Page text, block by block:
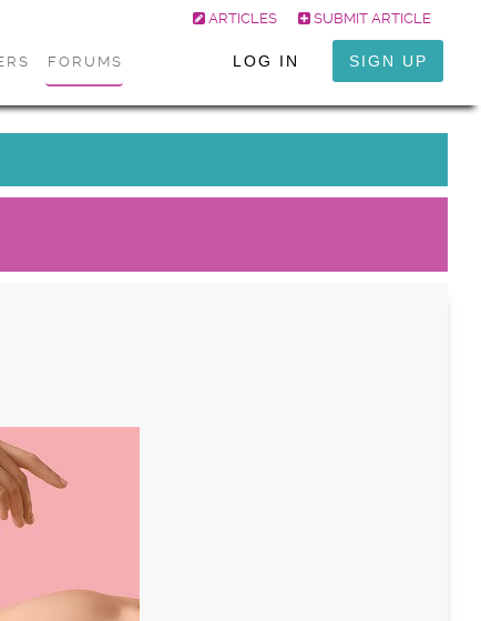
ARTICLES SUBMIT ARTICLE
FORUMS LOG IN SIGN UP